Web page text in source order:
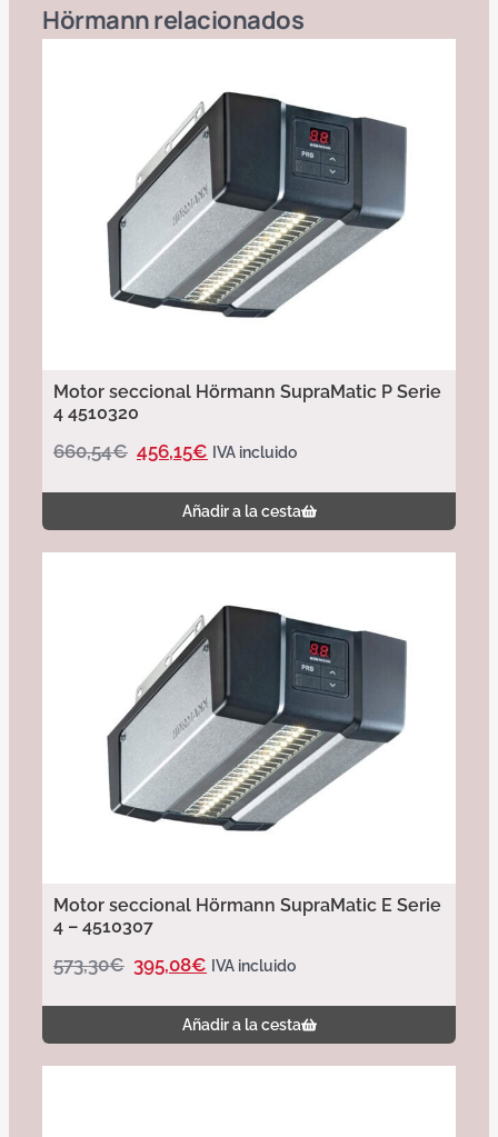
Hörmannrelacionados
Motor seccional Hörmann SupraMatic P Serie
4 4510320
660,54€ 456,15€ IVA incluido
Añadir a la cesta
Motor seccional Hörmann SupraMatic E Serie
4 – 4510307
573,30€ 395,08€ IVA incluido
Añadir a la cesta